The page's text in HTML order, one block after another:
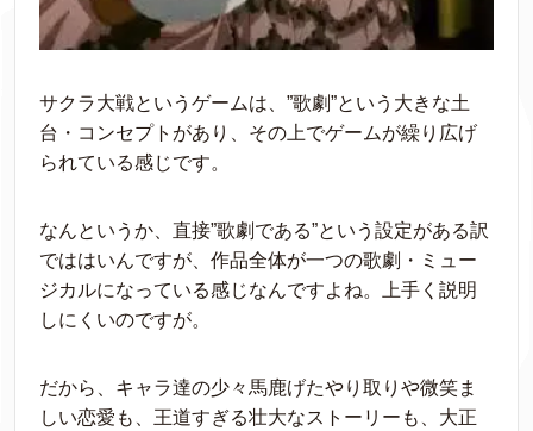
サクラ大戦というゲームは、”歌劇”という大きな土
台・コンセプトがあり、その上でゲームが繰り広げ
られている感じです。
なんというか、直接”歌劇である”という設定がある訳
でははいんですが、作品全体が一つの歌劇・ミュー
ジカルになっている感じなんですよね。上手く説明
しにくいのですが。
だから、キャラ達の少々馬鹿げたやり取りや微笑ま
しい恋愛も、王道すぎる壮大なストーリーも、大正